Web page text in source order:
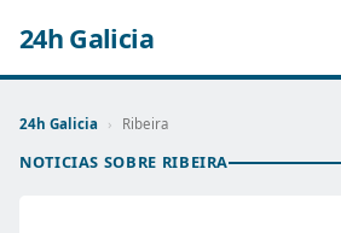
24h Galicia
24h Galicia › Ribeira
NOTICIAS SOBRE RIBEIRA